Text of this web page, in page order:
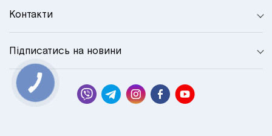
Контакти
Підписатись на новини
КНОПКА
СВЯЗИ